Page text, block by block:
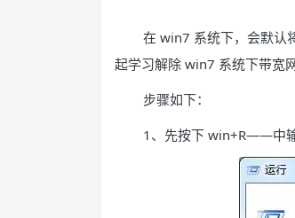
在 win7 系统下，会默认
起学习解除 win7 系统下带宽
步骤如下：
1、先按下 win+R——中